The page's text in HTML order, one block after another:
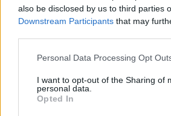
also be disclosed by us to third parties
Downstream Participants that may
Personal Data Processing Opt
I want to opt-out of the Sharing of
personal data.
Opted In